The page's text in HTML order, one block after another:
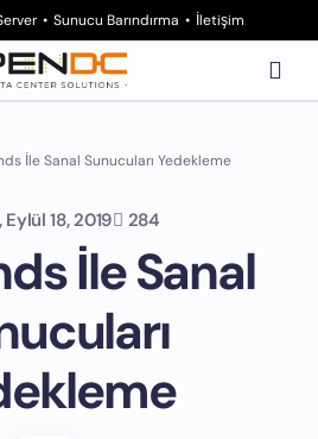
Sunucu Barındırma İletişim
İle Sanal Sunucuları Yedekleme
, Eylül 18, 2019 284
İle Sanal